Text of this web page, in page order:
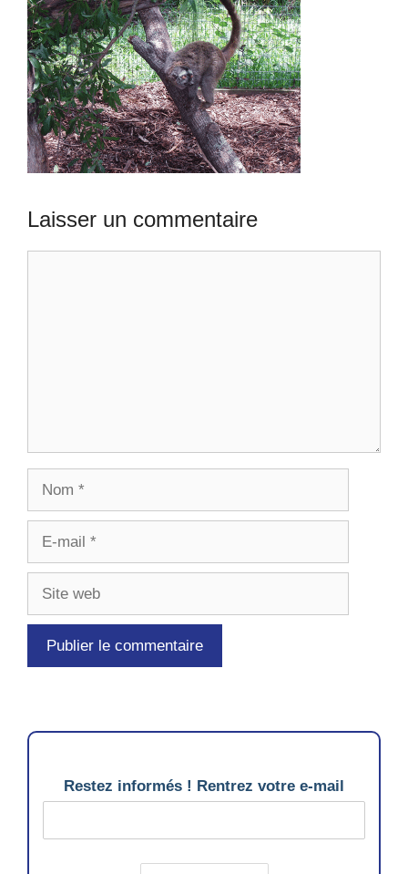
Laisser un commentaire
Restez informés ! Rentrez votre e-mail